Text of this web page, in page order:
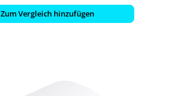
Zum Vergleich hinzufügen